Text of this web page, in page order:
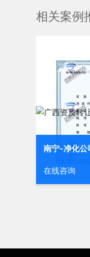
相关案例
南宁-劳务
在线咨询